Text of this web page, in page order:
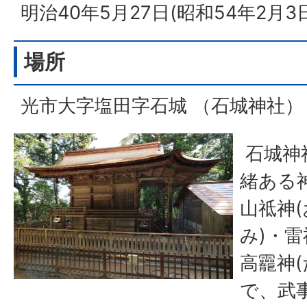
明治40年5月27日(昭和54年2月3
場所
光市大字塩田字石城 （石城神社）
石城神
緒ある
山祗神
み)・
高龗神
で、武